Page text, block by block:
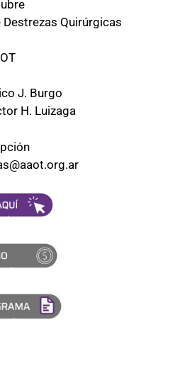
Destrezas Quirúrgicas
J. Burgo
H. Luizaga